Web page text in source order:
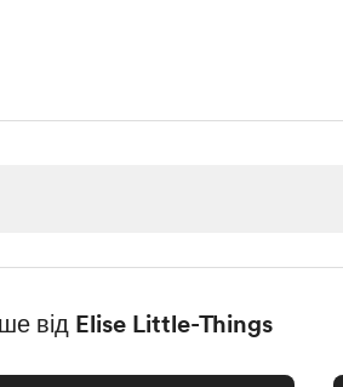
від Elise Little-Things